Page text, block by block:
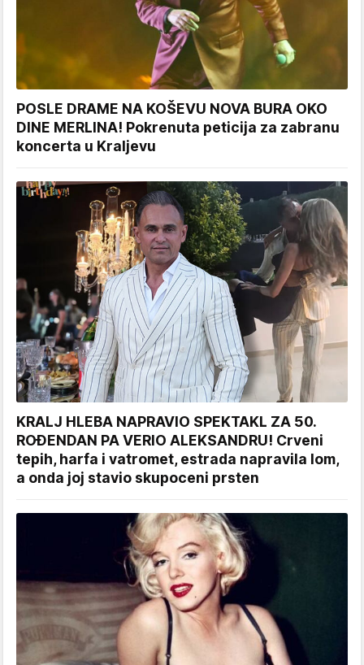
POSLE DRAME NA KOŠEVU NOVA BURA OKO
DINE MERLINA! Pokrenuta peticija za zabranu
koncerta u Kraljevu
KRALJ HLEBA NAPRAVIO SPEKTAKL ZA 50.
ROĐENDAN PA VERIO ALEKSANDRU! Crveni
tepih, harfa i vatromet, estrada napravila lom,
a onda joj stavio skupoceni prsten